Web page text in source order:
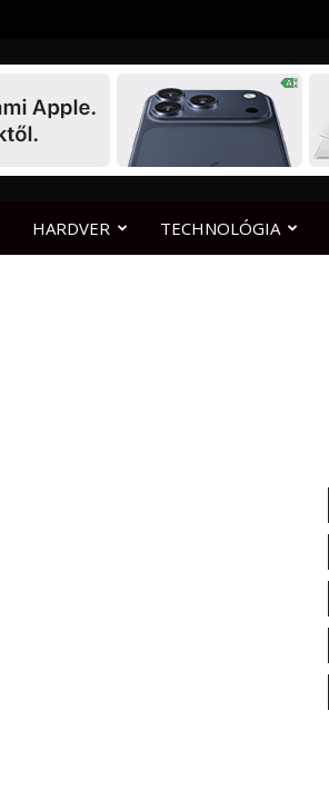
HARDVER TECHNOLÓGIA